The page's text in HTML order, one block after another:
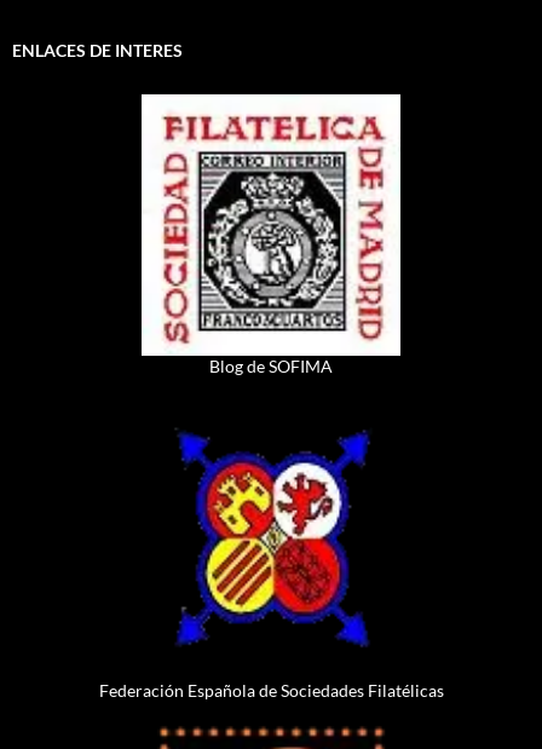
ENLACES DE INTERES
Blog de SOFIMA
Federación Española de Sociedades Filatélicas